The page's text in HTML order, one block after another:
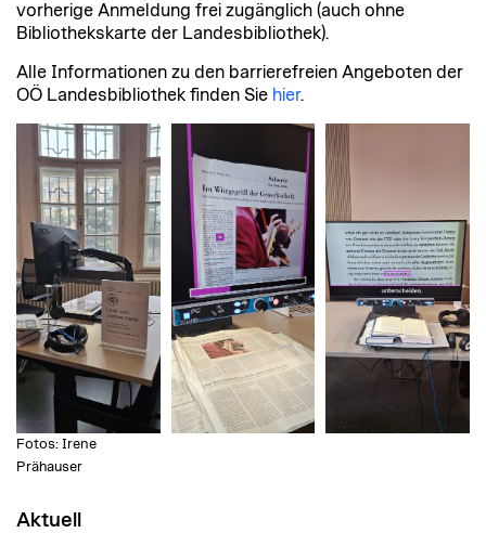
vorherige Anmeldung frei zugänglich (auch ohne
Bibliothekskarte der Landesbibliothek).
Alle Informationen zu den barrierefreien Angeboten der
OÖ Landesbibliothek finden Sie hier.
Fotos: Irene
Prähauser
Aktuell